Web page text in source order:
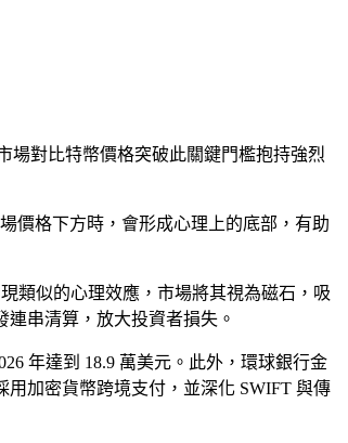
場對比特幣價格突破此關鍵門檻抱持強烈
價格下方時，會形成心理上的底部，有助
類似的心理效應，市場將其視為磁石，吸
串清算，放大投資者損失。
年達到 18.9 萬美元。此外，環球銀行金
加密貨幣跨境支付，並深化 SWIFT 與傳